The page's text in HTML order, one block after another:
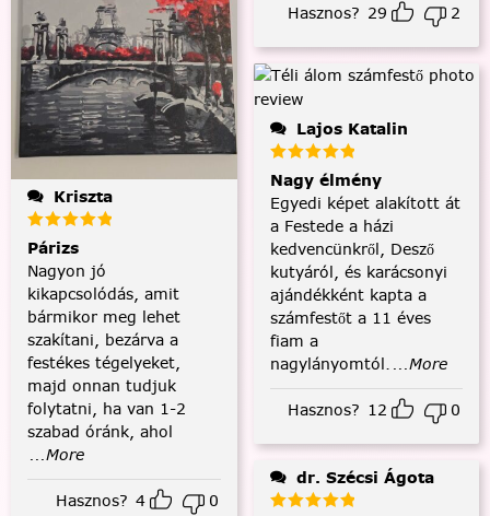
Kriszta
Párizs
Nagyon jó
kikapcsolódás, amit
bármikor meg lehet
szakítani, bezárva a
festékes tégelyeket,
majd onnan tudjuk
folytatni, ha van 1-2
szabad óránk, ahol
...More
Hasznos? 4 0
Hasznos? 29 2
Lajos Katalin
Nagy élmény
Egyedi képet alakított át
a Festede a házi
kedvencünkről, Desző
kutyáról, és karácsonyi
ajándékként kapta a
számfestőt a 11 éves
fiam a
nagylányomtól. ...More
Hasznos? 12 0
dr. Szécsi Ágota